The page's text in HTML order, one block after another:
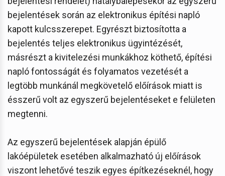
bejelentések során az elektronikus építési napló
kapott kulcsszerepet. Egyrészt biztosította a
bejelentés teljes elektronikus ügyintézését,
másrészt a kivitelezési munkákhoz köthető, építési
napló fontosságát és folyamatos vezetését a
legtöbb munkánál megkövetelő előírások miatt is
ésszerű volt az egyszerű bejelentéseket e felületen
megtenni.
Az egyszerű bejelentések alapján épülő
lakóépületek esetében alkalmazható új előírások
viszont lehetővé teszik egyes építkezéseknél, hogy